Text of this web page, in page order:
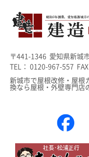
〒441-1346 愛知県新城
TEL： 0120-967-557
新城市で屋根改修・屋根
換なら屋根・外壁専門店